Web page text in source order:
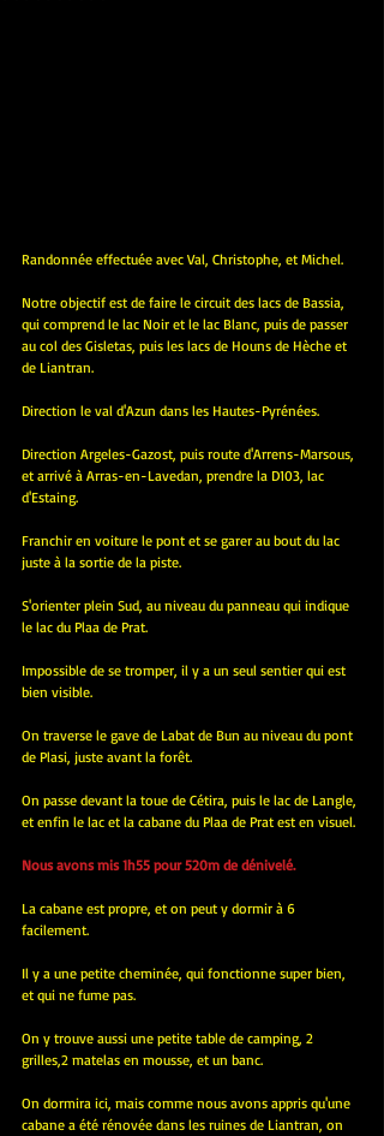
Randonnée effectuée avec Val, Christophe, et Michel.
Notre objectif est de faire le circuit des lacs de Bassia,
qui comprend le lac Noir et le lac Blanc, puis de passer
au col des Gisletas, puis les lacs de Houns de Hèche et
de Liantran.
Direction le val d'Azun dans les Hautes-Pyrénées.
Direction Argeles-Gazost, puis route d'Arrens-Marsous,
et arrivé à Arras-en-Lavedan, prendre la D103, lac
d'Estaing.
Franchir en voiture le pont et se garer au bout du lac
juste à la sortie de la piste.
S'orienter plein Sud, au niveau du panneau qui indique
le lac du Plaa de Prat.
Impossible de se tromper, il y a un seul sentier qui est
bien visible.
On traverse le gave de Labat de Bun au niveau du pont
de Plasi, juste avant la forêt.
On passe devant la toue de Cétira, puis le lac de Langle,
et enfin le lac et la cabane du Plaa de Prat est en visuel.
Nous avons mis 1h55 pour 520m de dénivelé.
La cabane est propre, et on peut y dormir à 6
facilement.
Il y a une petite cheminée, qui fonctionne super bien,
et qui ne fume pas.
On y trouve aussi une petite table de camping, 2
grilles,2 matelas en mousse, et un banc.
On dormira ici, mais comme nous avons appris qu'une
cabane a été rénovée dans les ruines de Liantran, on